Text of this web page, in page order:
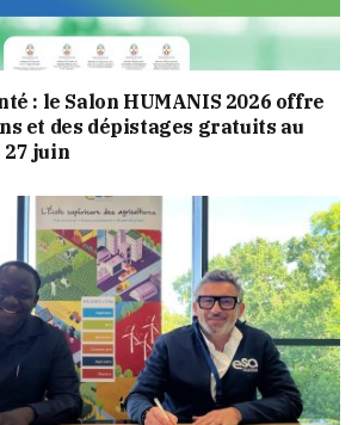
: le Salon HUMANIS 2026 offre
et des dépistages gratuits au
27 juin